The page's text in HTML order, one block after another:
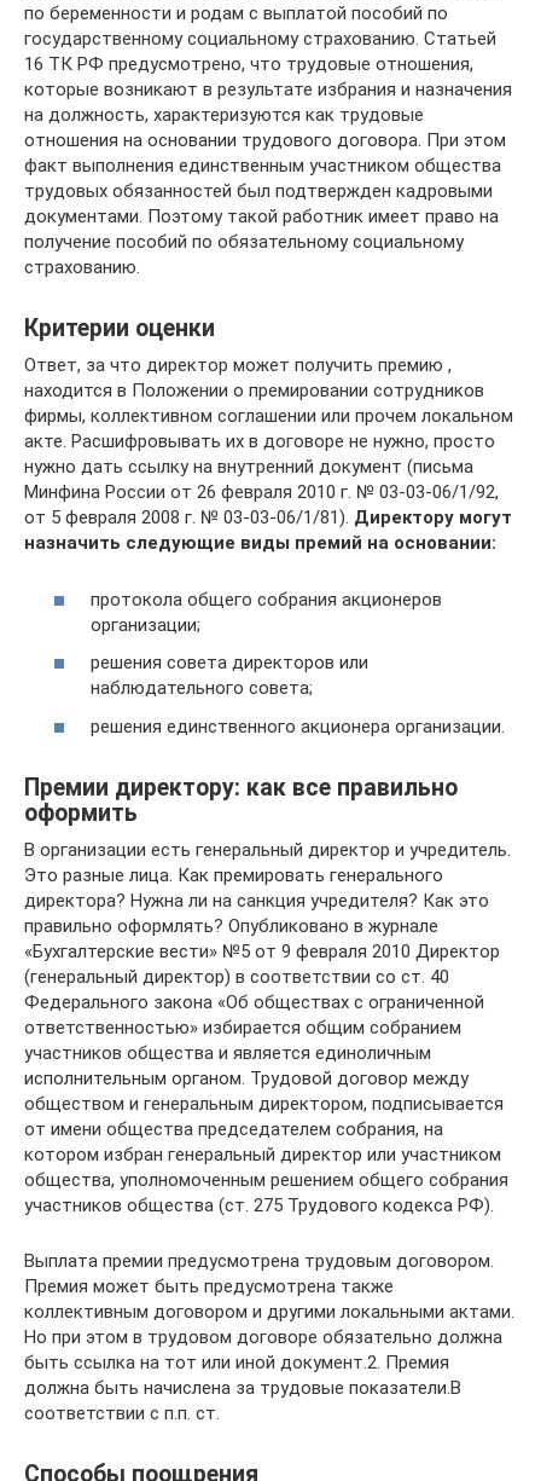
по беременности и родам с выплатой пособий по
государственному социальному страхованию. Статьей
16 ТК РФ предусмотрено, что трудовые отношения,
которые возникают в результате избрания и назначения
на должность, характеризуются как трудовые
отношения на основании трудового договора. При этом
факт выполнения единственным участником общества
трудовых обязанностей был подтвержден кадровыми
документами. Поэтому такой работник имеет право на
получение пособий по обязательному социальному
страхованию.
Критерии оценки
Ответ, за что директор может получить премию ,
находится в Положении о премировании сотрудников
фирмы, коллективном соглашении или прочем локальном
акте. Расшифровывать их в договоре не нужно, просто
нужно дать ссылку на внутренний документ (письма
Минфина России от 26 февраля 2010 г. № 03-03-06/1/92,
от 5 февраля 2008 г. № 03-03-06/1/81). Директору могут
назначить следующие виды премий на основании:
протокола общего собрания акционеров
организации;
решения совета директоров или
наблюдательного совета;
решения единственного акционера организации.
Премии директору: как все правильно
оформить
В организации есть генеральный директор и учредитель.
Это разные лица. Как премировать генерального
директора? Нужна ли на санкция учредителя? Как это
правильно оформлять? Опубликовано в журнале
«Бухгалтерские вести» №5 от 9 февраля 2010 Директор
(генеральный директор) в соответствии со ст. 40
Федерального закона «Об обществах с ограниченной
ответственностью» избирается общим собранием
участников общества и является единоличным
исполнительным органом. Трудовой договор между
обществом и генеральным директором, подписывается
от имени общества председателем собрания, на
котором избран генеральный директор или участником
общества, уполномоченным решением общего собрания
участников общества (ст. 275 Трудового кодекса РФ).
Выплата премии предусмотрена трудовым договором.
Премия может быть предусмотрена также
коллективным договором и другими локальными актами.
Но при этом в трудовом договоре обязательно должна
быть ссылка на тот или иной документ.2. Премия
должна быть начислена за трудовые показатели.В
соответствии с п.п. ст.
Способы поощрения